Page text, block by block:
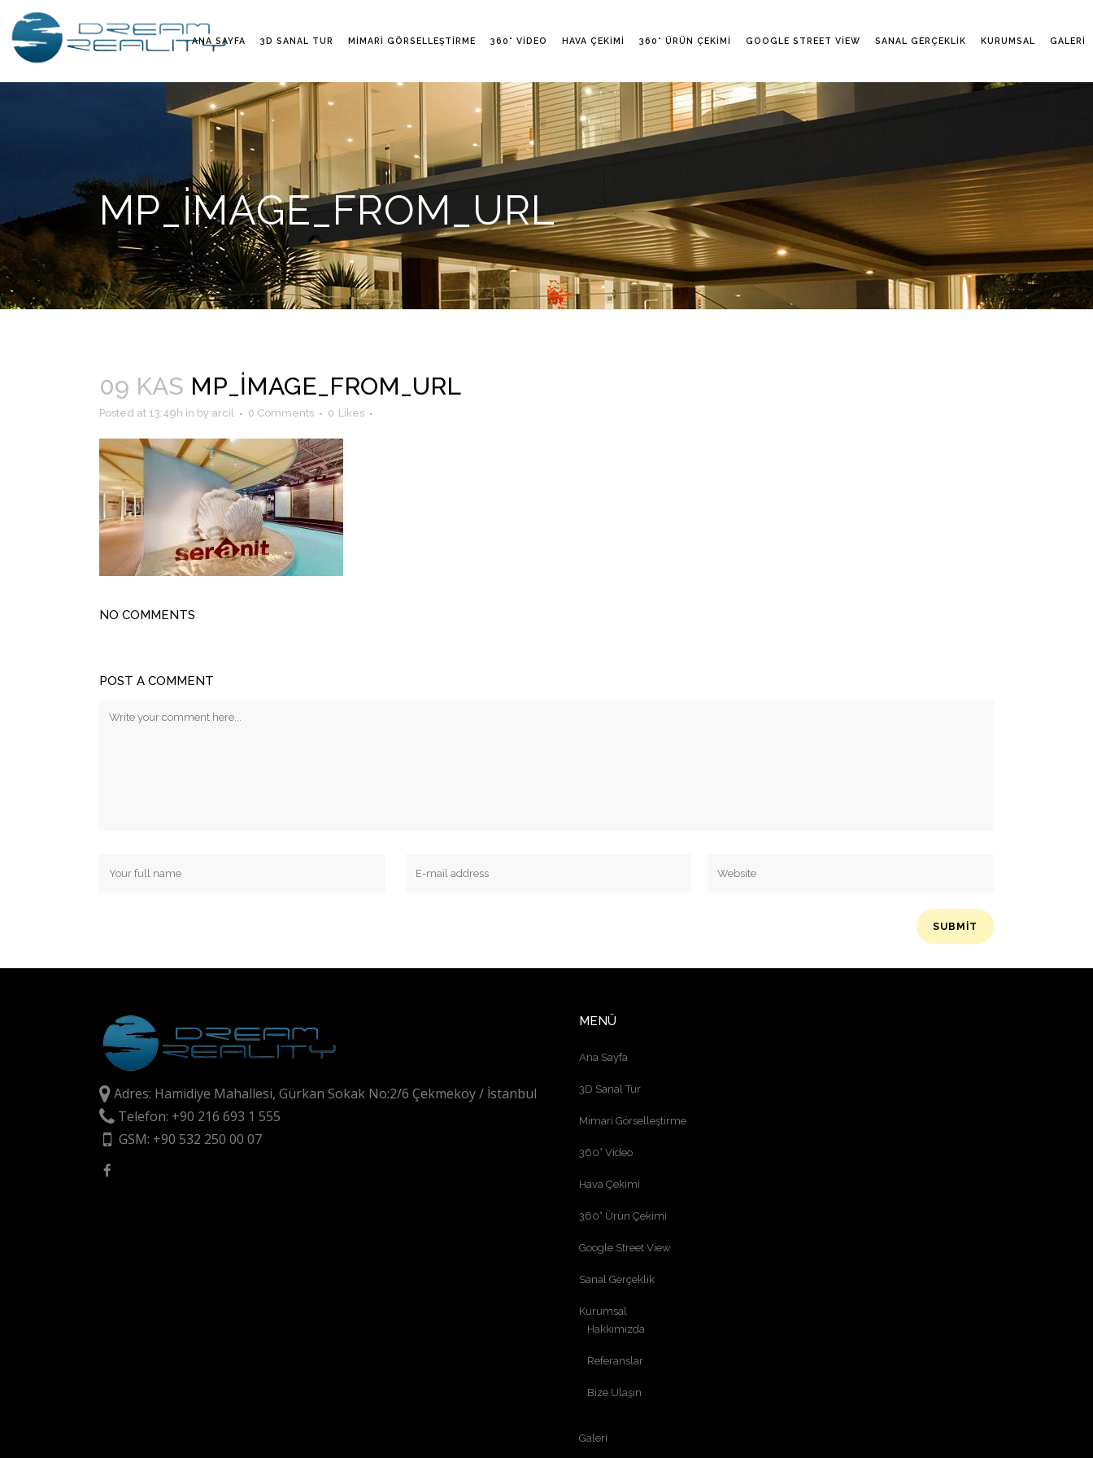
ANA SAYFA 3D SANAL TUR MIMARI GÖRSELLEŞTIRME 360° VIDEO HAVA ÇEKIMI 360° ÜRÜN ÇEKIMI GOOGLE STREET VIEW SANAL GERÇEKLIK KURUMSAL GALERI
MP_IMAGE_FROM_URL
09 KAS MP_IMAGE_FROM_URL
Posted at 13:49h in by arcil 0 Comments 0 Likes
NO COMMENTS
POST A COMMENT
Adres: Hamidiye Mahallesi, Gürkan Sokak No:2/6 Çekmeköy / İstanbul
Telefon: +90 216 693 1 555
GSM: +90 532 250 00 07
MENÜ
Ana Sayfa
3D Sanal Tur
Mimari Görselleştirme
360° Video
Hava Çekimi
360° Ürün Çekimi
Google Street View
Sanal Gerçeklik
Kurumsal
Hakkımızda
Referanslar
Bize Ulaşın
Galeri